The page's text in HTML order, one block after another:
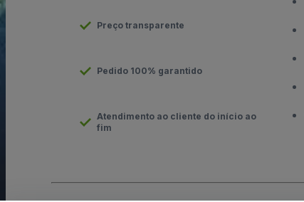
Preço transparente
Pedido 100% garantido
Atendimento ao cliente do início ao
fim